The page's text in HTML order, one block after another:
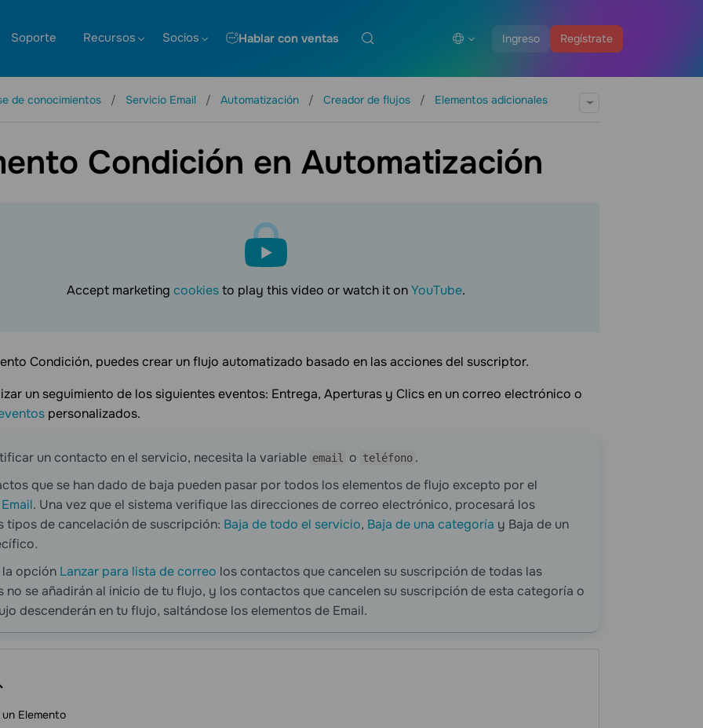
Ingreso Regístrate
Soporte Recursos Socios Hablar con ventas
de conocimientos Servicio Email Automatización Creador de flujos Elementos adicionales
Condición en Automatización
Accept marketing cookiesto play this video or watch it onYouTube.
Condición, puedes crear un flujo automatizado basado en las acciones del suscriptor.
un seguimiento de los siguientes eventos: Entrega, Aperturas y Clics en un correo electrónico o
personalizados.
un contacto en el servicio, necesita la variable email o teléfono .
que se han dado de baja pueden pasar por todos los elementos de flujo excepto por el
Email. Una vez que el sistema verifique las direcciones de correo electrónico, procesará los
tipos de cancelación de suscripción: Baja de todo el servicio, Baja de una categoría y Baja de un
.
la opción Lanzar para lista de correo los contactos que cancelen su suscripción de todas las
no se añadirán al inicio de tu flujo, y los contactos que cancelen su suscripción de esta categoría o
descenderán en tu flujo, saltándose los elementos de Email.
Elemento